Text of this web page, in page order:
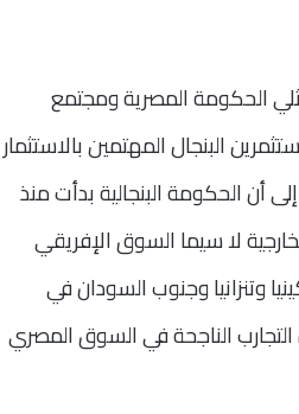
الحكومة المصرية ومجتمع
البنجال المهتمين بالاستثمار
أن الحكومة البنجالية بدأت منذ
لا سيما السوق الإفريقي
وتنزانيا وجنوب السودان في
الناجحة في السوق المصري